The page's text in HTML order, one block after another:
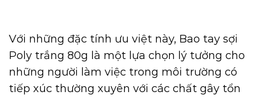
Với những đặc tính ưu việt này, Bao tay sợi
Poly trắng 80g là một lựa chọn lý tưởng cho
những người làm việc trong môi trường có
tiếp xúc thường xuyên với các chất gây tổn